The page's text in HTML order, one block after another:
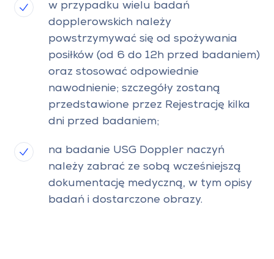
w przypadku wielu badań
dopplerowskich należy
powstrzymywać się od spożywania
posiłków (od 6 do 12h przed badaniem)
oraz stosować odpowiednie
nawodnienie; szczegóły zostaną
przedstawione przez Rejestrację kilka
dni przed badaniem;
na badanie USG Doppler naczyń
należy zabrać ze sobą wcześniejszą
dokumentację medyczną, w tym opisy
badań i dostarczone obrazy.